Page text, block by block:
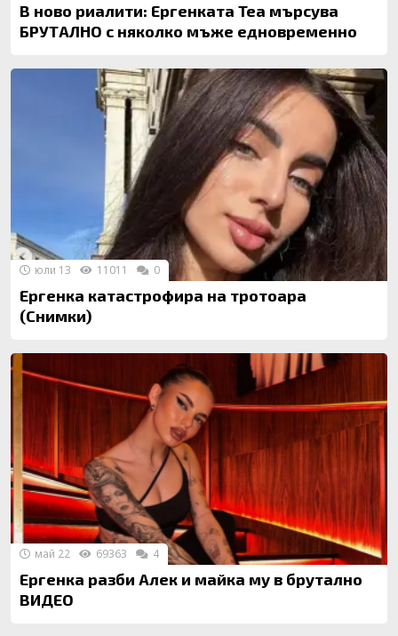
В ново риалити: Ергенката Tea мърсува
БРУТАЛНО с няколко мъже едновременно
Ергенка катастрофира на тротоара
(Снимки)
юли 13 11011 0
Ергенка разби Алек и майка му в брутално
ВИДЕО
май 22 69363 4